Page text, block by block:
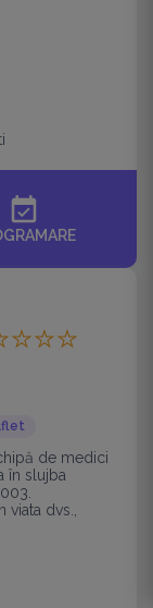
event_available
de medici
în slujba
dvs.,